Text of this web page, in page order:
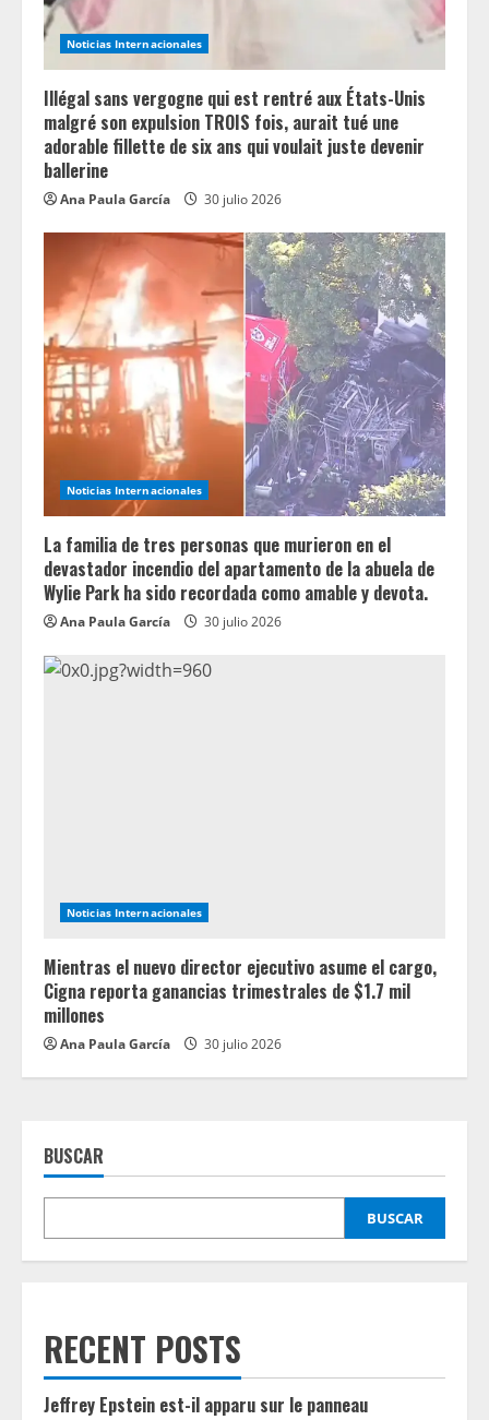
i
n
g
Noticias Internacionales
Illégal sans vergogne qui est rentré aux États-Unis
malgré son expulsion TROIS fois, aurait tué une
adorable fillette de six ans qui voulait juste devenir
ballerine
Ana Paula García 30 julio 2026
Noticias Internacionales
La familia de tres personas que murieron en el
devastador incendio del apartamento de la abuela de
Wylie Park ha sido recordada como amable y devota.
Ana Paula García 30 julio 2026
Noticias Internacionales
Mientras el nuevo director ejecutivo asume el cargo,
Cigna reporta ganancias trimestrales de $1.7 mil
millones
Ana Paula García 30 julio 2026
BUSCAR
BUSCAR
RECENT POSTS
Jeffrey Epstein est-il apparu sur le panneau